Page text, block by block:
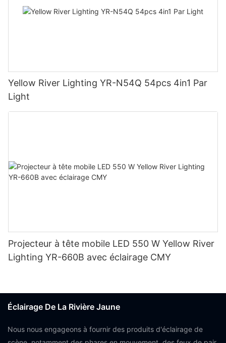
Yellow River Lighting YR-N54Q 54pcs 4in1 Par
Light
Projecteur à tête mobile LED 550 W Yellow River
Lighting YR-660B avec éclairage CMY
Éclairage De La Rivière Jaune
Nous nous engageons à fournir des produits d'éclairage de